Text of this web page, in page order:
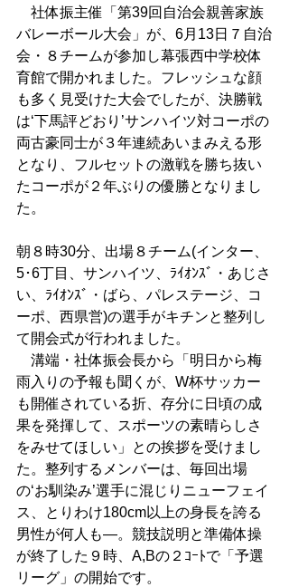
社体振主催「第39回自治会親善家族
バレーボール大会」が、6月13日７自治
会・８チームが参加し幕張西中学校体
育館で開かれました。フレッシュな顔
も多く見受けた大会でしたが、決勝戦
は‘下馬評どおり’サンハイツ対コーポの
両古豪同士が３年連続あいまみえる形
となり、フルセットの激戦を勝ち抜い
たコーポが２年ぶりの優勝となりまし
た。
朝８時30分、出場８チーム(インター、
5･6丁目、サンハイツ、ﾗｲｵﾝｽﾞ・あじさ
い、ﾗｲｵﾝｽﾞ・ばら、パレステージ、コ
ーポ、西県営)の選手がキチンと整列し
て開会式が行われました。
溝端・社体振会長から「明日から梅
雨入りの予報も聞くが、W杯サッカー
も開催されている折、存分に日頃の成
果を発揮して、スポーツの素晴らしさ
をみせてほしい」との挨拶を受けまし
た。整列するメンバーは、毎回出場
の‘お馴染み’選手に混じりニューフェイ
ス、とりわけ180cm以上の身長を誇る
男性が何人も―。競技説明と準備体操
が終了した９時、A,Bの２ｺｰﾄで「予選
リーグ」の開始です。